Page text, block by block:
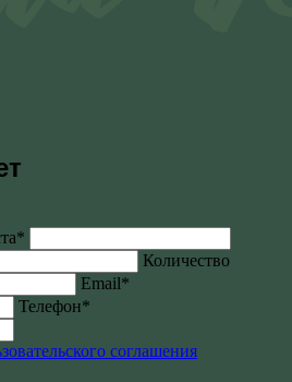
Количество
Email*
Телефон*
соглашения